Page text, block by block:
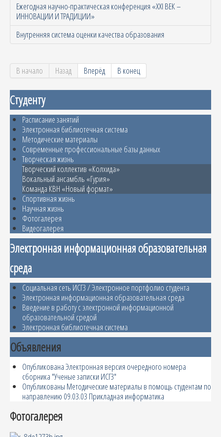
Ежегодная научно-практическая конференция «XXI ВЕК –
ИННОВАЦИИ И ТРАДИЦИИ»
Внутренняя система оценки качества образования
В начало Назад Вперёд В конец
Студенту
Расписание занятий
Электронная библиотечная система
Методические материалы
Современные профессиональные базы данных
Творческая жизнь
Творческий коллектив «Колхида»
Вокальный ансамбль «Гурия»
Команда КВН «Новый формат»
Спортивная жизнь
Научная жизнь
Фотогалерея
Видеогалерея
Электронная информационная образовательная
среда
Социальная сеть ИСГЗ / Электронное портфолио студента
Электронная информационная образовательная среда
Введение в работу с электронной информационной
образовательной средой
Электронная библиотечная система
Объявления
Опубликована Электронная версия очередного номера
сборника "Ученые записки ИСГЗ"
Опубликованы Методические материалы в помощь студентам по
направлению 09.03.03 Прикладная информатика
Фотогалерея